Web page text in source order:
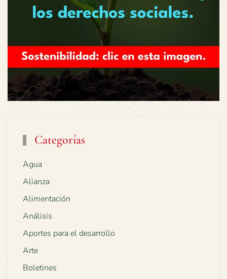
Categorías
Agua
Alianza
Alimentación
Análisis
Aportes para el desarrollo
Arte
Boletines